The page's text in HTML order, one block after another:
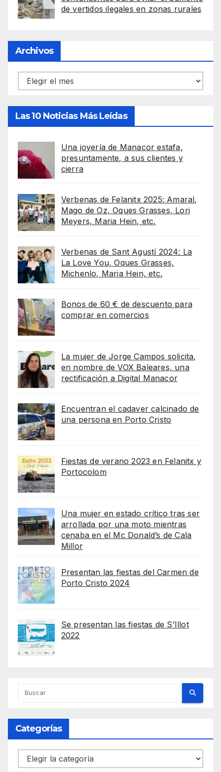
de vertidos ilegales en zonas rurales
Archivos
Archivos
Las 10 Noticias Más Leídas
Una joyería de Manacor estafa,
presuntamente, a sus clientes y
cierra
Verbenas de Felanitx 2025: Amaral,
Mago de Oz, Oques Grasses, Lori
Meyers, Maria Hein, etc.
Verbenas de Sant Agustí 2024: La
La Love You, Oques Grasses,
Michenlo, Maria Hein, etc.
Bonos de 60 € de descuento para
comprar en comercios
La mujer de Jorge Campos solicita,
en nombre de VOX Baleares, una
rectificación a Digital Manacor
Encuentran el cadaver calcinado de
una persona en Porto Cristo
Fiestas de verano 2023 en Felanitx y
Portocolom
Una mujer en estado crítico tras ser
arrollada por una moto mientras
cenaba en el Mc Donald’s de Cala
Millor
Presentan las fiestas del Carmen de
Porto Cristo 2024
Se presentan las fiestas de S’Illot
2022
Categorías
Categorías